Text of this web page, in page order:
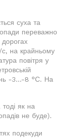
суха та
переважно
с, на крайньому
повітря у
-3...-8 °С. На
тоді як на
не буде).
подекуди